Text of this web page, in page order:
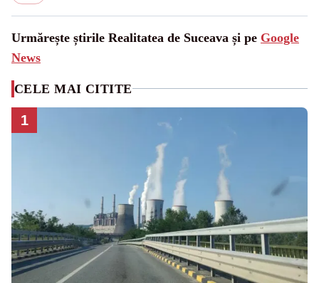
Urmărește știrile Realitatea de Suceava și pe Google
News
CELE MAI CITITE
1